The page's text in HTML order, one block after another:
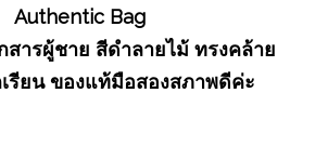
Authentic Bag
กสารผู้ชาย สีดำลายไม้ ทรงคล้าย
เรียน ของแท้มือสองสภาพดีค่ะ